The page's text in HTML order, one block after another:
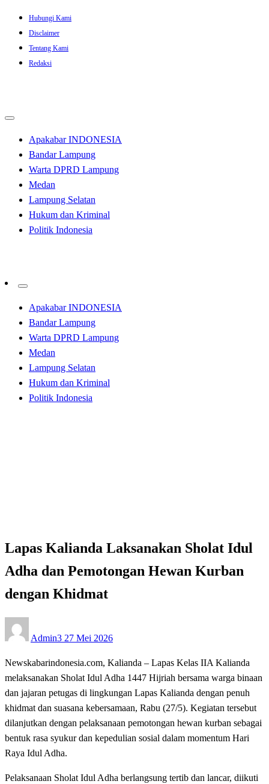
Skip
content
Hubungi Kami
Disclaimer
Tentang Kami
Redaksi
Apakabar INDONESIA
Bandar Lampung
Warta DPRD Lampung
Medan
Lampung Selatan
Hukum dan Kriminal
Politik Indonesia
Apakabar INDONESIA
Bandar Lampung
Warta DPRD Lampung
Medan
Lampung Selatan
Hukum dan Kriminal
Politik Indonesia
Lapas Kalianda Laksanakan Sholat Idul
Adha dan Pemotongan Hewan Kurban
dengan Khidmat
Admin3 on
27 Mei 2026
Newskabarindonesia.com, Kalianda – Lapas Kelas IIA Kalianda
melaksanakan Sholat Idul Adha 1447 Hijriah bersama warga binaan
dan jajaran petugas di lingkungan Lapas Kalianda dengan penuh
khidmat dan suasana kebersamaan, Rabu (27/5). Kegiatan tersebut
dilanjutkan dengan pelaksanaan pemotongan hewan kurban sebagai
bentuk rasa syukur dan kepedulian sosial dalam momentum Hari
Raya Idul Adha.
Pelaksanaan Sholat Idul Adha berlangsung tertib dan lancar, diikuti